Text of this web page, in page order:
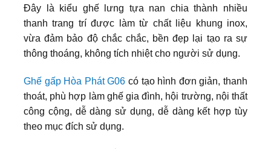
Đây là kiểu ghế lưng tựa nan chia thành nhiều
thanh trang trí được làm từ chất liệu khung inox,
vừa đảm bảo độ chắc chắc, bền đẹp lại tạo ra sự
thông thoáng, không tích nhiệt cho người sử dụng.
Ghế gấp Hòa Phát G06 có tạo hình đơn giản, thanh
thoát, phù hợp làm ghế gia đình, hội trường, nội thất
công cộng, dễ dàng sử dụng, dễ dàng kết hợp tùy
theo mục đích sử dụng.